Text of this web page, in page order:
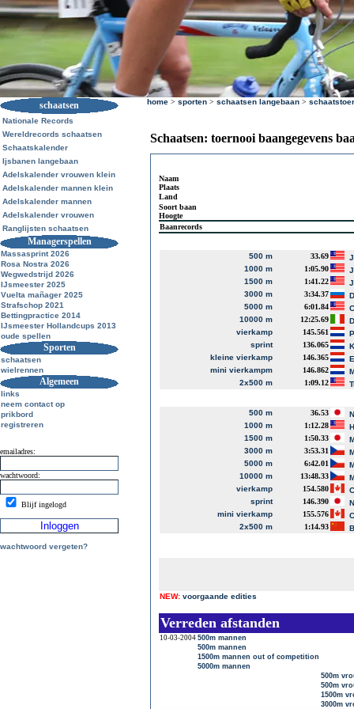
schaatsen
Nationale Records
Wereldrecords schaatsen
Schaatskalender
Ijsbanen langebaan
Adelskalender vrouwen klein
Adelskalender mannen klein
Adelskalender mannen
Adelskalender vrouwen
Ranglijsten schaatsen
Managerspellen
Massasprint 2026
Rosa Nostra 2026
Wegwedstrijd 2026
IJsmeester 2025
Vuelta mañager 2025
Strafschop 2021
Bettingpractice 2014
IJsmeester Hollandcups 2013
oude spellen
Sporten
schaatsen
wielrennen
Algemeen
links
neem contact op
prikbord
registreren
emailadres:
wachtwoord:
Blijf ingelogd
wachtwoord vergeten?
home > sporten > schaatsen langebaan >
Schaatsen: toernooi baangegevens
Naam
Plaats
Land
Soort baan
Hoogte
Baanrecords
500 m 33.69
1000 m
1:05.90
1500 m
1:41.22
3000 m
3:34.37
5000 m
6:01.84
10000 m
12:25.69
vierkamp
145.561
sprint
136.065
kleine vierkamp
146.365
mini vierkampm
146.862
2x500 m
1:09.12
500 m 36.53
1000 m
1:12.28
1500 m
1:50.33
3000 m
3:53.31
5000 m
6:42.01
10000 m
13:48.33
vierkamp
154.580
sprint
146.390
mini vierkamp
155.576
2x500 m
1:14.93
NEW: voorgaande edities
Verreden afstanden
10-03-2004 500m mannen
500m mannen
1500m mannen out of competition
5000m mannen
500m
500m
1500m
3000m